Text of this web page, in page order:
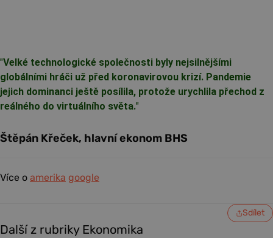
"Velké technologické společnosti byly nejsilnějšími
globálními hráči už před koronavirovou krizí. Pandemie
jejich dominanci ještě posílila, protože urychlila přechod z
reálného do virtuálního světa."
Štěpán Křeček, hlavní ekonom BHS
Více o amerika google
Sdílet
Další z rubriky Ekonomika